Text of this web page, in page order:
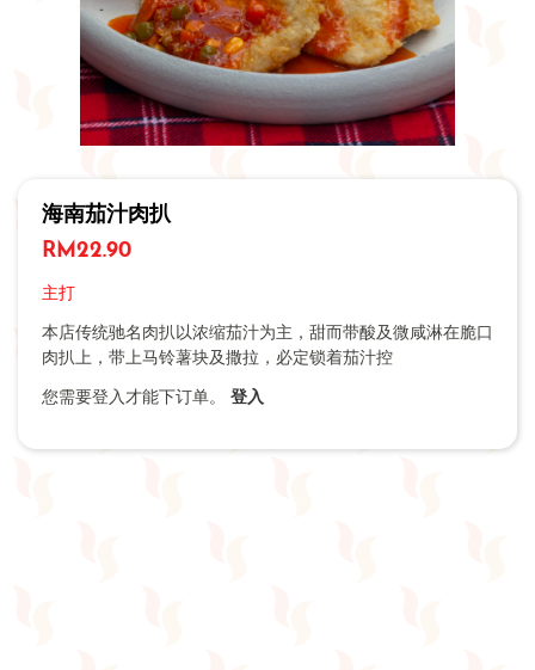
海南茄汁肉扒
RM22.90
主打
本店传统驰名肉扒以浓缩茄汁为主，甜而带酸及微咸淋在脆口
肉扒上，带上马铃薯块及撒拉，必定锁着茄汁控
您需要登入才能下订单。 登入